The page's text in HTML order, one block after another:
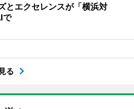
とエクセレンスが「横浜対
で
る